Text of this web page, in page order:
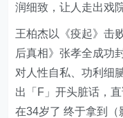
润细致，让人走出戏
王柏杰以《疫起》击
后真相》张孝全成功
对人性自私、功利细
出「F」开头脏话，
在34岁了 终于拿到（